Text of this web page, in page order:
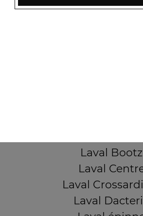
Laval Bootz
Laval
Laval
Laval